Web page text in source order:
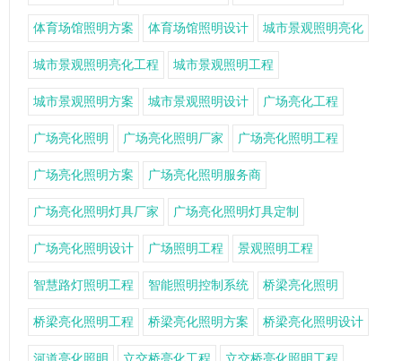
体育场馆照明方案 体育场馆照明设计 城市景观照明亮化
城市景观照明亮化工程 城市景观照明工程
城市景观照明方案 城市景观照明设计 广场亮化工程
广场亮化照明 广场亮化照明厂家 广场亮化照明工程
广场亮化照明方案 广场亮化照明服务商
广场亮化照明灯具厂家 广场亮化照明灯具定制
广场亮化照明设计 广场照明工程 景观照明工程
智慧路灯照明工程 智能照明控制系统 桥梁亮化照明
桥梁亮化照明工程 桥梁亮化照明方案 桥梁亮化照明设计